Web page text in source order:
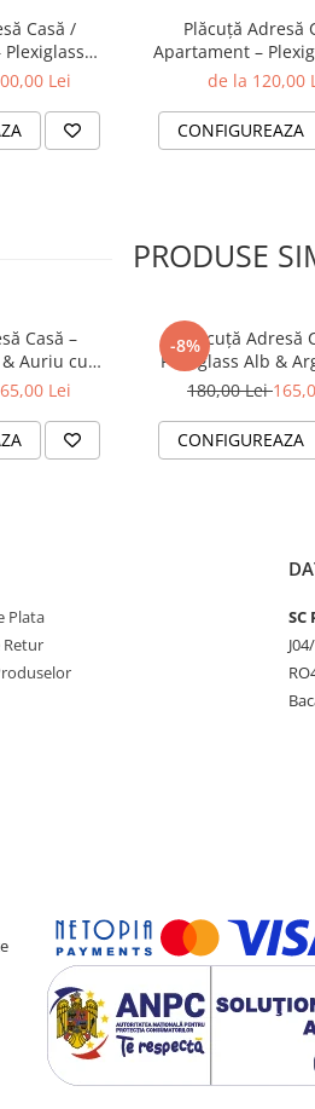
sau deformare
montate pe poartă, gard,
a locuinței.
gamă (ex: pentru
nevoilor tale!
Casă /
Plexiglass
Lei
Plăcuță Adresă
Apartament –
Oglindă și Negru
de la 120,00
CONFIGUREAZA
PRODUSE
Casă –
Auriu cu
Integrată
Lei
-8%
Plăcuță Adresă
Plexiglass Alb &
Lumină Solară
180,00 Lei
CONFIGUREAZA
Plata
Retur
SC